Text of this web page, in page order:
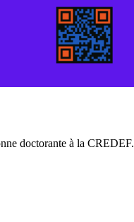
doctorante à la CREDEF.